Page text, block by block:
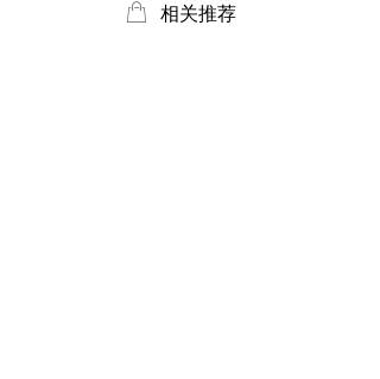
ꂆ 相关推荐